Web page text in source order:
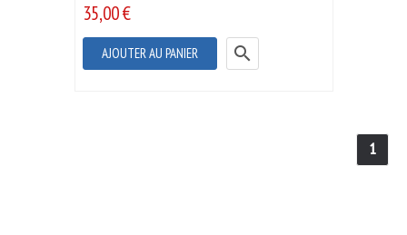
35,00 €
AJOUTER AU PANIER 
1